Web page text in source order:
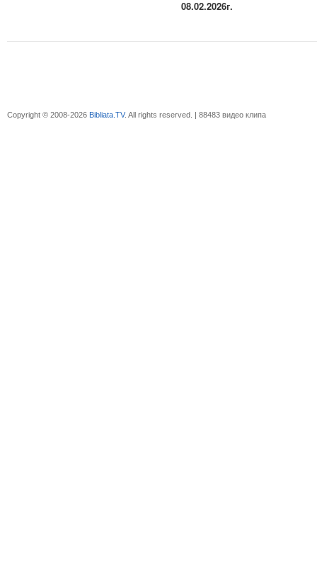
08.02.2026г.
Copyright © 2008-2026 Bibliata.TV. All rights reserved. | 88483 видео клипа